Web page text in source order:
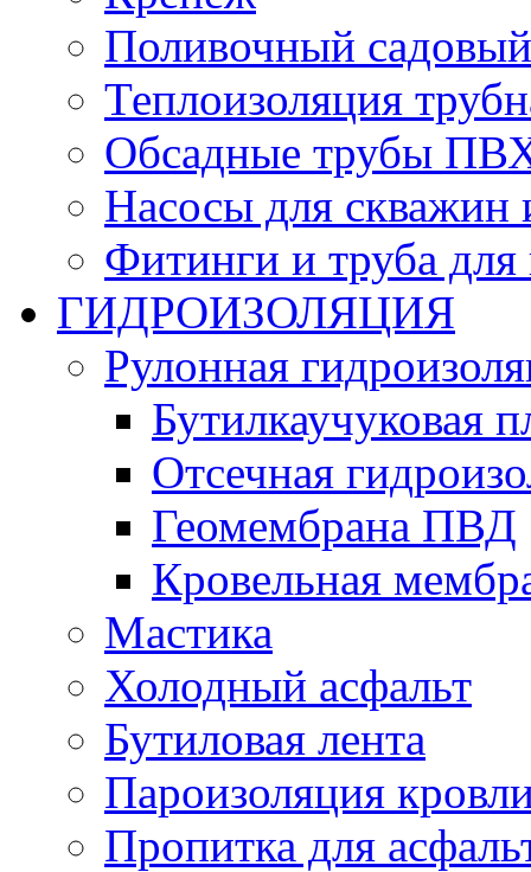
Поливочный
Теплоизоляция
Обсадные трубы
Насосы для скважин
Фитинги и труба для
ГИДРОИЗОЛЯЦИЯ
Рулонная
Бутилкаучуковая
Отсечная
Геомембрана ПВД
Кровельная
Мастика
Холодный асфальт
Бутиловая лента
Пароизоляция
Пропитка для